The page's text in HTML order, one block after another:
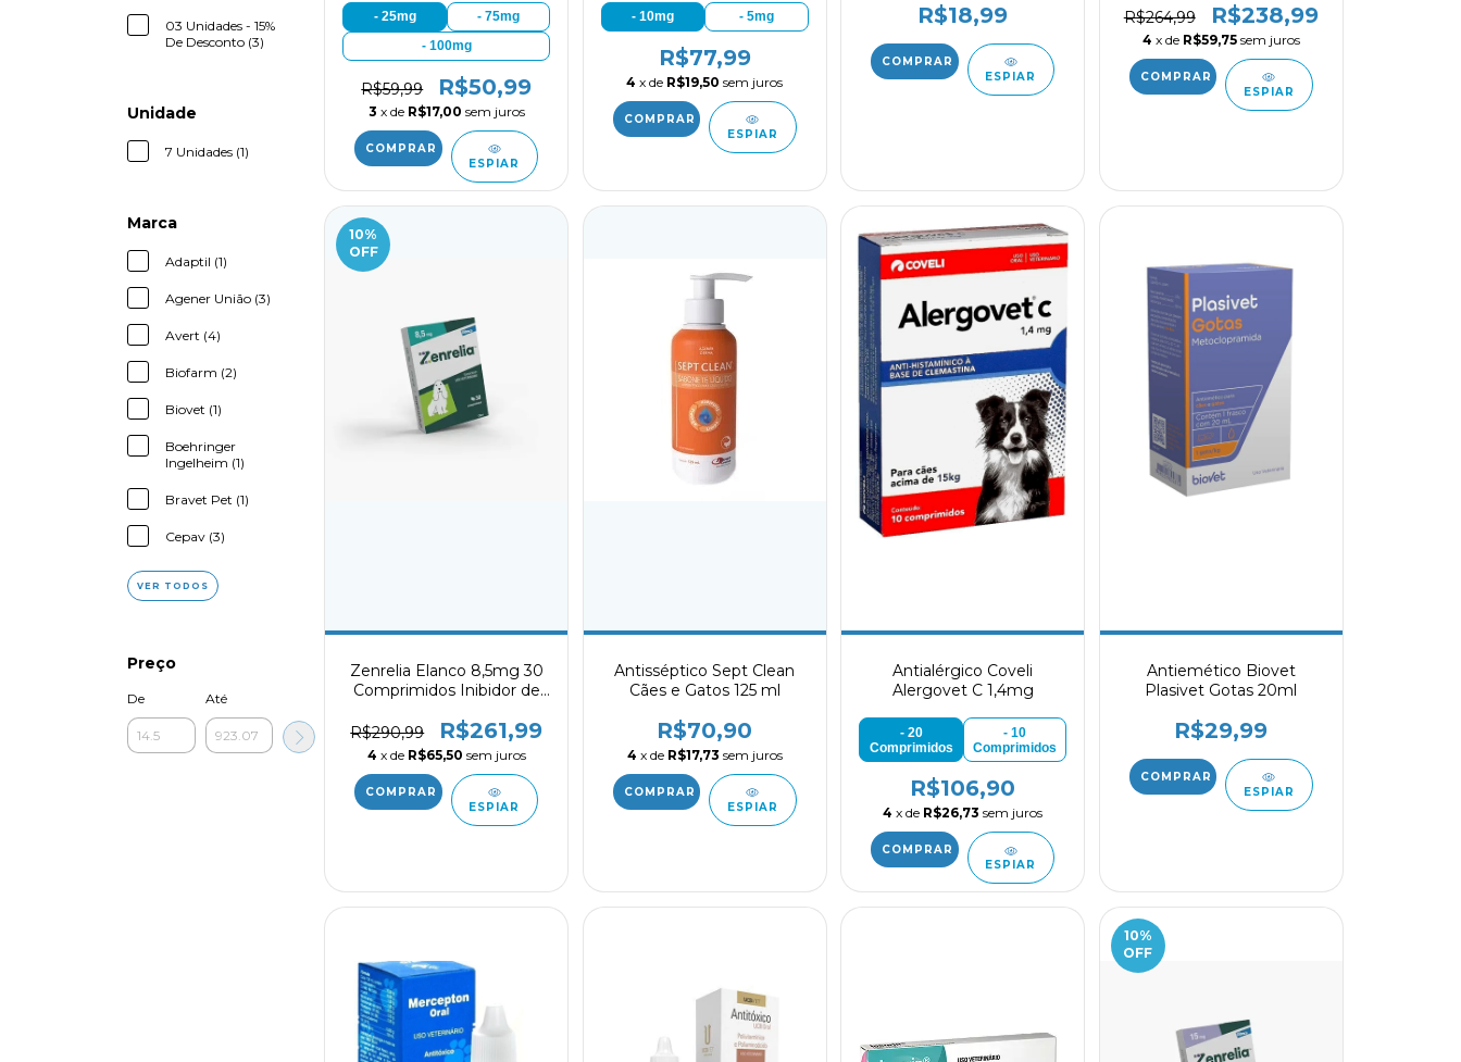
03 Unidades - 15%
De Desconto (3)
Unidade
7 Unidades (1)
Marca
Adaptil (1)
Agener União (3)
Avert (4)
Biofarm (2)
Biovet (1)
Boehringer
Ingelheim (1)
Bravet Pet (1)
Cepav (3)
VER TODOS
Preço
De Até
- 25mg
- 75mg
- 100mg
R$59,99 R$50,99
3 x de R$17,00 sem juros
ESPIAR
- 10mg - 5mg
R$77,99
4 x de R$19,50 sem juros
ESPIAR
R$18,99
ESPIAR
R$264,99
R$238,99
4 x de R$59,75 sem juros
ESPIAR
10%
OFF
Zenrelia Elanco 8,5mg 30
Comprimidos Inibidor de
R$290,99
R$261,99
4 x de R$65,50 sem juros
ESPIAR
Antisséptico Sept Clean
Cães e Gatos 125 ml
R$70,90
4 x de R$17,73 sem juros
ESPIAR
Antialérgico Coveli
Alergovet C 1,4mg
- 20
Comprimidos
- 10
Comprimidos
R$106,90
4 x de R$26,73 sem juros
ESPIAR
Antiemético Biovet
Plasivet Gotas 20ml
R$29,99
ESPIAR
10%
OFF